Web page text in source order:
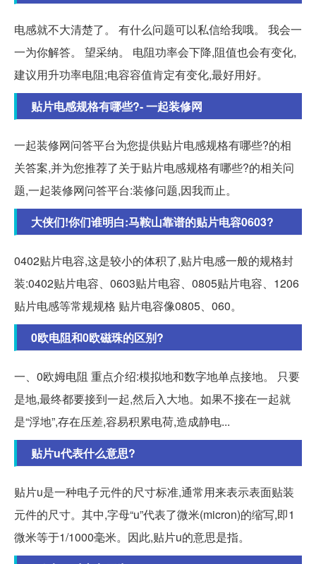
电感就不大清楚了。 有什么问题可以私信给我哦。 我会一
一为你解答。 望采纳。 电阻功率会下降,阻值也会有变化,
建议用升功率电阻;电容容值肯定有变化,最好用好。
贴片电感规格有哪些?- 一起装修网
一起装修网问答平台为您提供贴片电感规格有哪些?的相
关答案,并为您推荐了关于贴片电感规格有哪些?的相关问
题,一起装修网问答平台:装修问题,因我而止。
大侠们!你们谁明白:马鞍山靠谱的贴片电容0603?
0402贴片电容,这是较小的体积了,贴片电感一般的规格封
装:0402贴片电容、0603贴片电容、0805贴片电容、1206
贴片电感等常规规格 贴片电容像0805、060。
0欧电阻和0欧磁珠的区别?
一、0欧姆电阻 重点介绍:模拟地和数字地单点接地。 只要
是地,最终都要接到一起,然后入大地。如果不接在一起就
是“浮地”,存在压差,容易积累电荷,造成静电...
贴片u代表什么意思?
贴片u是一种电子元件的尺寸标准,通常用来表示表面贴装
元件的尺寸。其中,字母“u”代表了微米(micron)的缩写,即1
微米等于1/1000毫米。因此,贴片u的意思是指。